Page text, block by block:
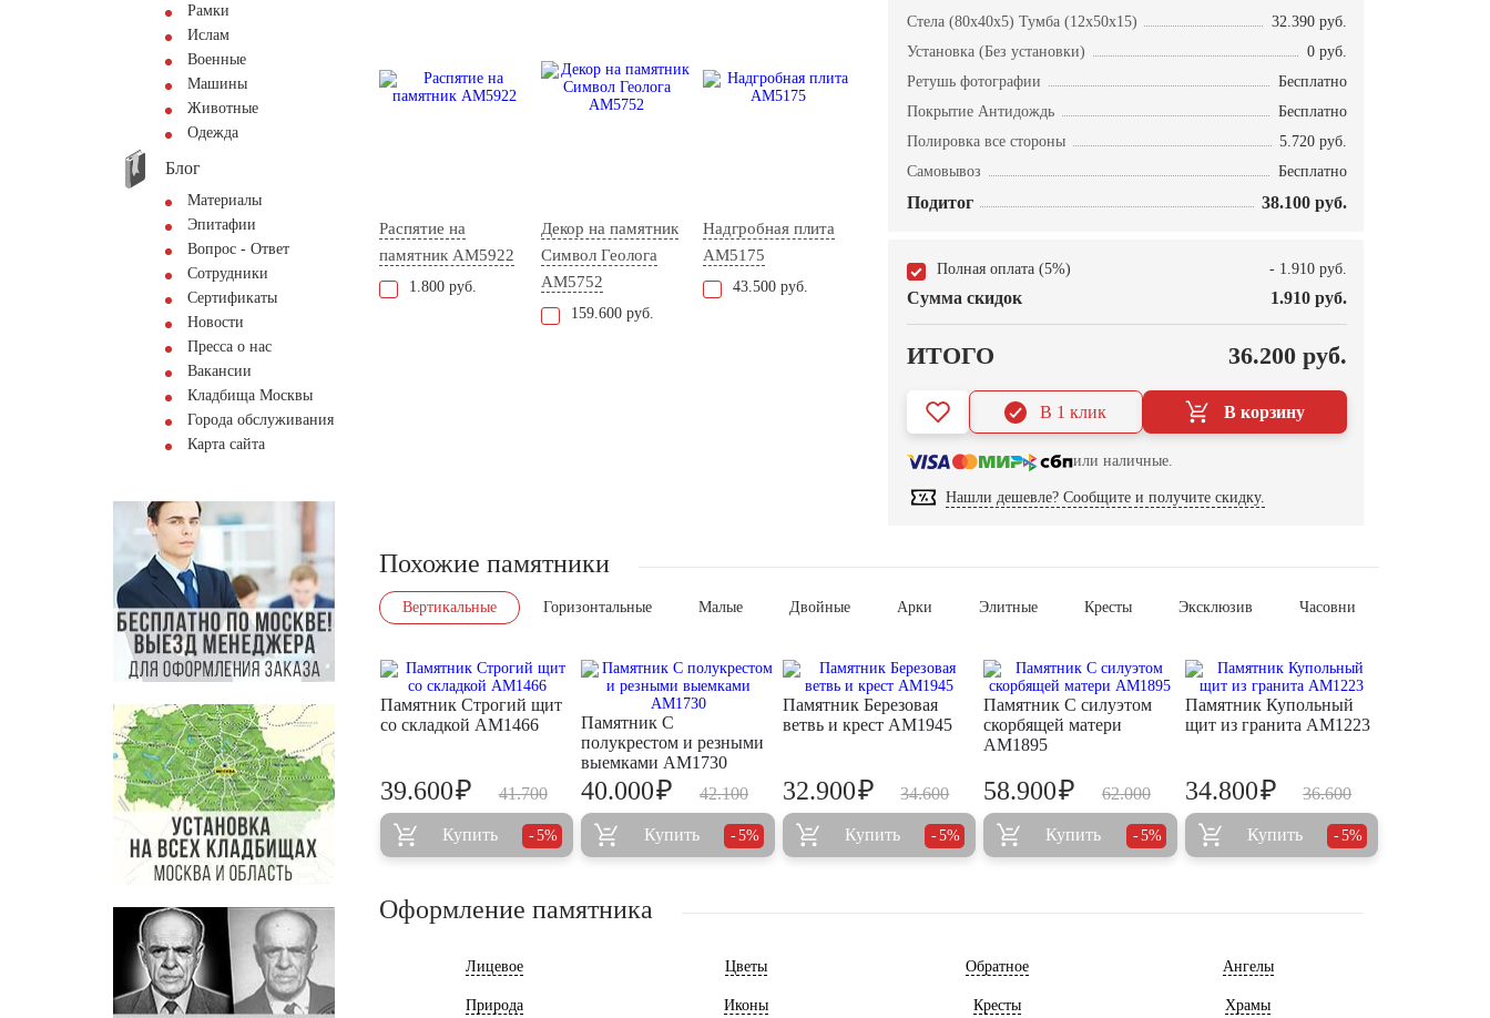
Рамки
Ислам
Военные
Машины
Животные
Одежда
Блог
Материалы
Эпитафии
Вопрос - Ответ
Сотрудники
Сертификаты
Новости
Пресса о нас
Вакансии
Кладбища Москвы
Города обслуживания
Карта сайта
Распятие на
памятник AM5922
1.800 руб.
Декор на памятник
Символ Геолога
AM5752
159.600 руб.
Надгробная плита
AM5175
43.500 руб.
Стела (80x40x5) Тумба (12x50x15)
32.390 руб.
Установка (Без установки)
0 руб.
Ретушь фотографии
Бесплатно
Покрытие Антидождь
Бесплатно
Полировка все стороны
5.720 руб.
Самовывоз
Бесплатно
Подитог 38.100 руб.
Полная оплата (5%) - 1.910 руб.
Сумма скидок 1.910 руб.
ИТОГО 36.200 руб.
В корзину
В 1 клик
или наличные.
Нашли дешевле? Сообщите и получите скидку.
Похожие памятники
Вертикальные Горизонтальные Малые Двойные Арки Элитные Кресты Эксклюзив Часовни
Памятник Строгий щит
со складкой AM1466
41.700
39.600₽
Купить 5%
Памятник С
полукрестом и резными
выемками AM1730
42.100
40.000₽
Купить 5%
Памятник Березовая
ветвь и крест AM1945
34.600
32.900₽
Купить 5%
Памятник С силуэтом
скорбящей матери
AM1895
62.000
58.900₽
Купить 5%
Памятник Купольный
щит из гранита AM1223
36.600
34.800₽
Купить 5%
Оформление памятника
Лицевое Цветы Обратное Ангелы
Природа Иконы Кресты Храмы